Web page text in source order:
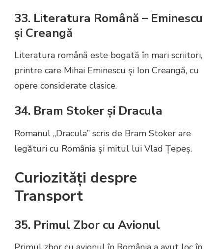
33. Literatura Română – Eminescu
și Creangă
Literatura română este bogată în mari scriitori,
printre care Mihai Eminescu și Ion Creangă, cu
opere considerate clasice.
34. Bram Stoker și Dracula
Romanul „Dracula” scris de Bram Stoker are
legături cu România și mitul lui Vlad Țepeș.
Curiozități despre
Transport
35. Primul Zbor cu Avionul